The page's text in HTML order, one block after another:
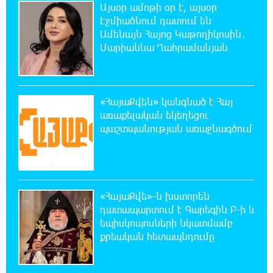
կրակն ու ծուխը տեսանելի են մի քանի կիլոմետրից
22:55:16 6-08-2026
Հնդկաստանի և Իսրայելի վարչապետները
քննարկել են Մերձավոր Արևելքում տիրող
22:37:22 6-08-2026
Մալաթիա-Սեբաստիա վարչական շրջանում
արմատից փտած հերթական ծառն է
տապալվել
Իրանը և Օմանը պլանավորում են փոխել
Հորմուզի նեղուցի նավագնացության
կառուցվածքը
22:00:57 6-08-2026
Այսօր ամոթի օր է, այսօր
Էջմիածնում դատում են
Ամենայն Հայոց Կաթողիկոսին․
Մարիաննա Ղահրամանյան
«ՀայաՔվեն» կանգնած է Հայ
առաքելական եկեղեցու
պաշտպանության առաջնագծում
«ՀայաՔվե»-ն խստորեն
դատապարտում է Գարեգին Բ-ի և
եպիսկոպոսների նկատմամբ
քրեական հետապնդումը